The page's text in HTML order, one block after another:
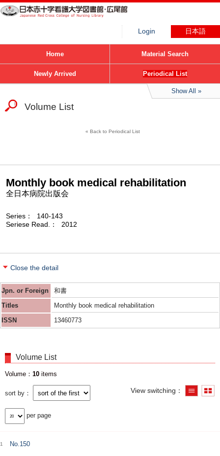
Login 日本語
Home Material Search
Newly Arrived Periodical List
Show All
Volume List
Back to Periodical List
Monthly book medical rehabilitation
全日本病院出版会
Series
140-143
Seriese Read.
2012
Close the detail
Jpn. or Foreign
和書
Titles
Monthly book medical rehabilitation
ISSN
13460773
Volume List
Volume 10 items
sort by View switching
per page
1 No.150